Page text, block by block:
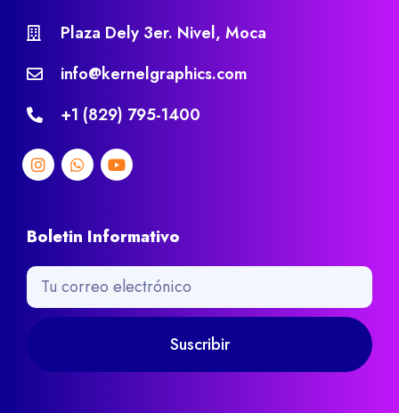
Plaza Dely 3er. Nivel, Moca
info@kernelgraphics.com
+1 (829) 795-1400
Boletin Informativo
Suscribir